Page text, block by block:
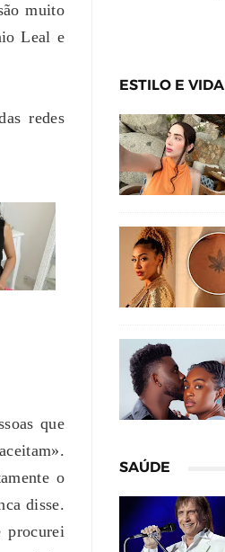
muito
Leal e
redes
que
o
disse.
procurei
ESTILO E VIDA
SAÚDE